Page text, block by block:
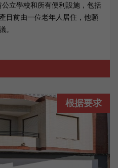
立學校和所有便利設施，包括
目前由一位老年人居住，他願
。
根据要求